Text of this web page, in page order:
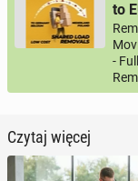
to
-
Czytaj więcej